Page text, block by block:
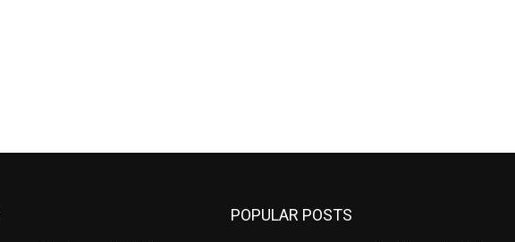
POPULAR POSTS